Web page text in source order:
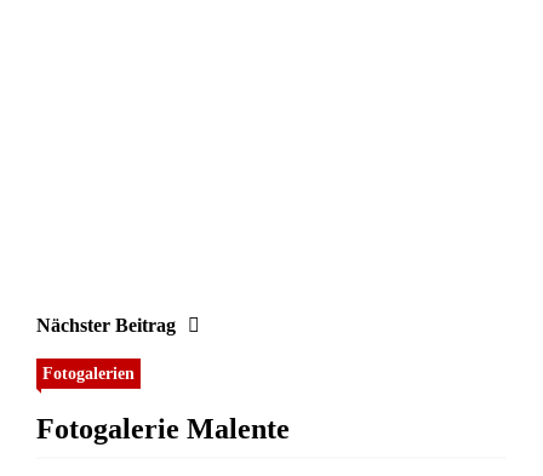
Nächster Beitrag
Fotogalerien
Fotogalerie Malente